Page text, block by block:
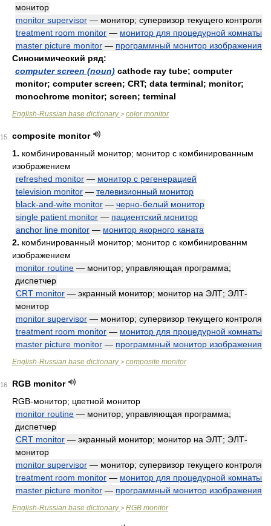
монитор
monitor supervisor — монитор; супервизор текущего контроля
treatment room monitor — монитор для процедурной комнаты
master picture monitor — программный монитор изображения
Синонимический ряд:
computer screen (noun) cathode ray tube; computer
monitor; computer screen; CRT; data terminal; monitor;
monochrome monitor; screen; terminal
English-Russian base dictionary> color monitor
15
composite monitor
1. комбинированный монитор; монитор с комбинированным
изображением
refreshed monitor — монитор с регенерацией
television monitor — телевизионный монитор
black-and-wite monitor — черно-белый монитор
single patient monitor — пациентский монитор
anchor line monitor — монитор якорного каната
2. комбинированный монитор; монитор с комбинированнм
изображением
monitor routine — монитор; управляющая программа;
диспетчер
CRT monitor — экранный монитор; монитор на ЭЛТ; ЭЛТ-
монитор
monitor supervisor — монитор; супервизор текущего контроля
treatment room monitor — монитор для процедурной комнаты
master picture monitor — программный монитор изображения
English-Russian base dictionary> composite monitor
16
RGB monitor
RGB-монитор; цветной монитор
monitor routine — монитор; управляющая программа;
диспетчер
CRT monitor — экранный монитор; монитор на ЭЛТ; ЭЛТ-
монитор
monitor supervisor — монитор; супервизор текущего контроля
treatment room monitor — монитор для процедурной комнаты
master picture monitor — программный монитор изображения
English-Russian base dictionary> RGB monitor